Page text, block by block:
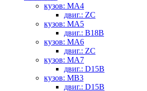
кузов: MA4
двиг.: ZC
кузов: MA5
двиг.: B18B
кузов: MA6
двиг.: ZC
кузов: MA7
двиг.: D15B
кузов: MB3
двиг.: D15B